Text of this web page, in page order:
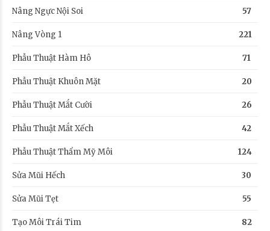
Nâng Ngực Nội Soi 57
Nâng Vòng 1 221
Phẫu Thuật Hàm Hô 71
Phẫu Thuật Khuôn Mặt 20
Phẫu Thuật Mắt Cười 26
Phẫu Thuật Mắt Xếch 42
Phẫu Thuật Thẩm Mỹ Môi 124
Sửa Mũi Hếch 30
Sửa Mũi Tẹt 55
Tạo Môi Trái Tim 82